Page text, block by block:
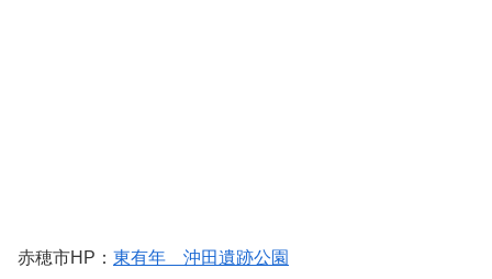
赤穂市HP： 東有年 沖田遺跡公園